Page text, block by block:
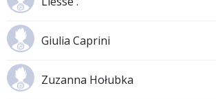
Giulia Caprini
Zuzanna Hołubka